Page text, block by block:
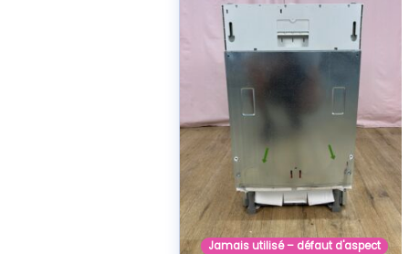
Jamais utilisé – défaut d'aspect